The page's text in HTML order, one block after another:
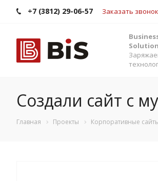
+7 (3812) 29-06-57 Заказать звонок
Создали сайт с
Главная Проекты Корпоративные